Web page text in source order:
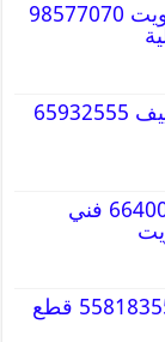
شركة سماعات سقف الكويت 98577070
قص خرسانه وفتح كور تكييف 65932555
تظليل سيارة الكويت 66400552 فني
قطع غيار سيارات كورية 55818355 قطع